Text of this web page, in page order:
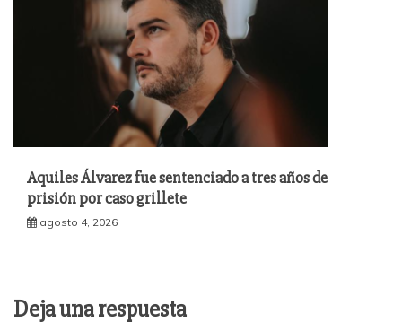
Aquiles Álvarez fue sentenciado a tres años de
prisión por caso grillete
agosto 4, 2026
Deja una respuesta